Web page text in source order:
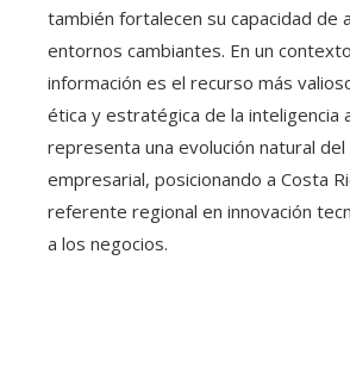
también fortalecen su capacidad de
entornos cambiantes. En un
información es el recurso más
ética y estratégica de la inteligencia
representa una evolución natural
empresarial, posicionando a Costa
referente regional en innovación
a los negocios.